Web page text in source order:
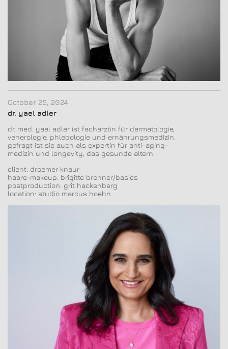
October 25, 2024
dr. yael adler
dr. med. yael adler ist fachärztin für dermatologie,
venerologie, phlebologie und ernährungsmedizin.
gefragt ist sie auch als expertin für anti-aging-
medizin und longevity, das gesunde altern.
client: droemer knaur
haare-makeup: brigitte brenner/basics
postproduction: grit hackenberg
location: studio marcus hoehn